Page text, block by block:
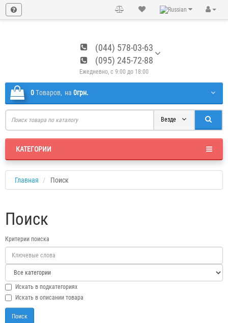
(044) 578-03-63
(095) 245-72-88
Ежедневно, с 9:00 до 18:00
0Tоваров, на 0грн.
Везде
КАТЕГОРИИ
Главная Поиск
Поиск
Критерии поиска
Искать в подкатегориях
Искать в описании товара